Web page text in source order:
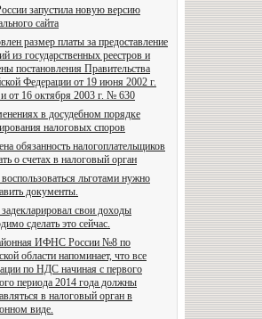
запустила новую версию
сайта
размер платы за предоставление
из государственных реестров и
постановления Правительства
Федерации от 19 июня 2002 г.
от 16 октября 2003 г. № 630
в досудебном порядке
налоговых споров
обязанность налогоплательщиков
о счетах в налоговый орган
льготами нужно
документы.
свои доходы
сделать это сейчас.
ИФНС России №8 по
области напоминает, что все
по НДС начиная с первого
периода 2014 года должны
в налоговый орган в
виде.